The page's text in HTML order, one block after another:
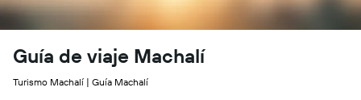
Guía de viaje Machalí
Turismo Machalí | Guía Machalí